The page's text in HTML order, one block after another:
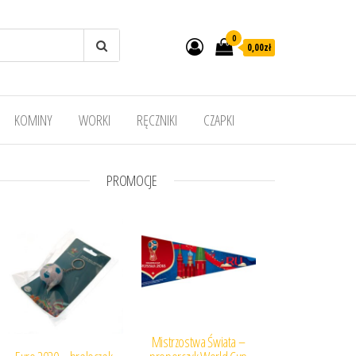
0
0,00zł
KOMINY WORKI RĘCZNIKI CZAPKI
PROMOCJE
Mistrzostwa Świata –